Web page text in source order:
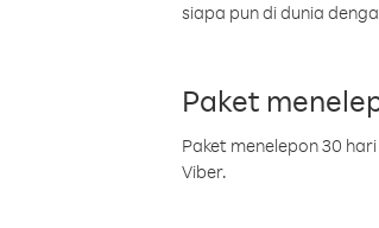
siapa pun di dunia
Paket
Paket menelepon 30
Viber.